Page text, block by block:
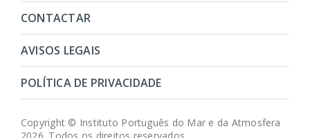
CONTACTAR
AVISOS LEGAIS
POLÍTICA DE PRIVACIDADE
Copyright © Instituto Português do Mar e da Atmosfera